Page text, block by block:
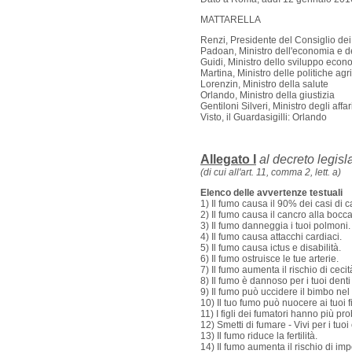
MATTARELLA
Renzi, Presidente del Consiglio
Padoan, Ministro dell'economia e
Guidi, Ministro dello sviluppo
Martina, Ministro delle politiche
Lorenzin, Ministro della salute
Orlando, Ministro della giustizia
Gentiloni Silveri, Ministro degli
Visto, il Guardasigilli: Orlando
Allegato I al decreto
(di cui all'art. 11, comma 2, lett. a)
Elenco delle avvertenze testuali
1) Il fumo causa il 90% dei casi di
2) Il fumo causa il cancro alla
3) Il fumo danneggia i tuoi polmoni.
4) Il fumo causa attacchi cardiaci.
5) Il fumo causa ictus e disabilità.
6) Il fumo ostruisce le tue arterie.
7) Il fumo aumenta il rischio di
8) Il fumo è dannoso per i tuoi
9) Il fumo può uccidere il bimbo
10) Il tuo fumo può nuocere ai tuoi
11) I figli dei fumatori hanno più
12) Smetti di fumare - Vivi per i tuoi
13) Il fumo riduce la fertilità.
14) Il fumo aumenta il rischio di